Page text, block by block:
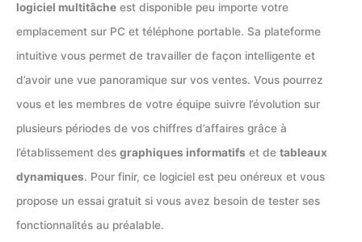
logiciel multitâche est disponible peu importe votre
emplacement sur PC et téléphone portable. Sa plateforme
intuitive vous permet de travailler de façon intelligente et
d’avoir une vue panoramique sur vos ventes. Vous pourrez
vous et les membres de votre équipe suivre l’évolution sur
plusieurs périodes de vos chiffres d’affaires grâce à
l’établissement des graphiques informatifs et de tableaux
dynamiques. Pour finir, ce logiciel est peu onéreux et vous
propose un essai gratuit si vous avez besoin de tester ses
fonctionnalités au préalable.